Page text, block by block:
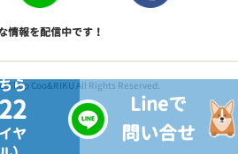
ら
ヤ
Lineで
問い合せ
情報を配信中です！
Coo&RIKU All Rights Reserved.